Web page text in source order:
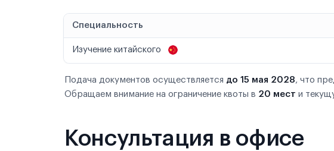
Специальность
Изучение китайского
Подача документов осуществляется до 15 мая 2028, что
Обращаем внимание на ограничение квоты в 20 мест и
Консультация в офисе